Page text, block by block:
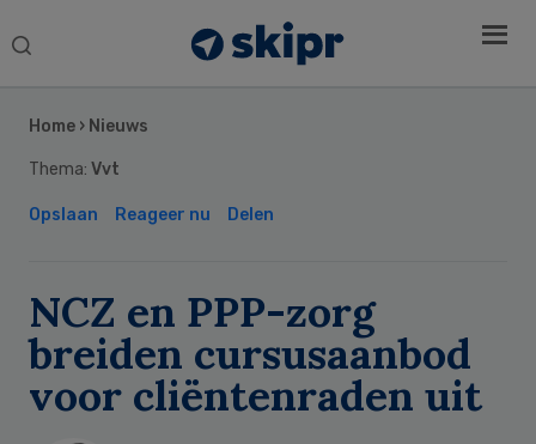
Search
Home › Nieuws
Thema: Vvt
Opslaan Reageer nu Delen
NCZ en PPP-zorg
breiden cursusaanbod
voor cliëntenraden uit
Sidebar